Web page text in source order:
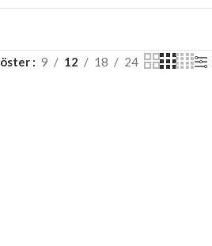
9 12 18 24